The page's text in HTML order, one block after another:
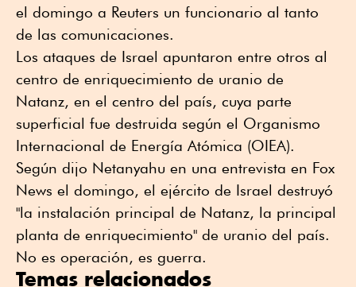
el domingo a Reuters un funcionario al tanto
de las comunicaciones.
Los ataques de Israel apuntaron entre otros al
centro de enriquecimiento de uranio de
Natanz, en el centro del país, cuya parte
superficial fue destruida según el Organismo
Internacional de Energía Atómica (OIEA).
Según dijo Netanyahu en una entrevista en Fox
News el domingo, el ejército de Israel destruyó
"la instalación principal de Natanz, la principal
planta de enriquecimiento" de uranio del país.
No es operación, es guerra.
Temas relacionados